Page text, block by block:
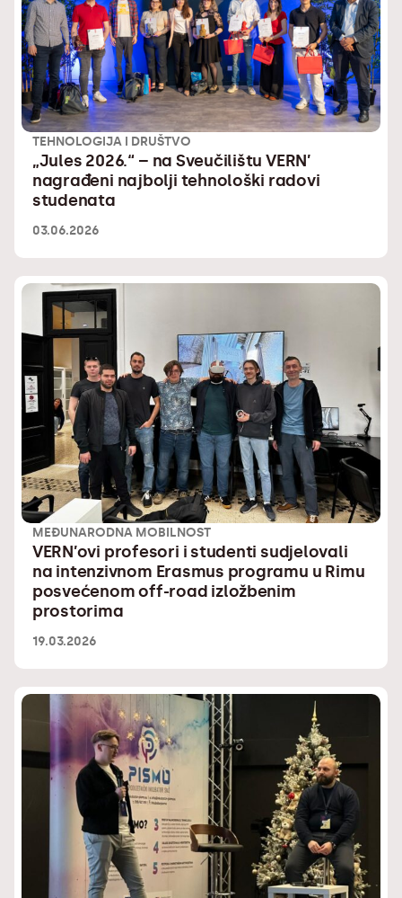
TEHNOLOGIJA I DRUŠTVO
„Jules 2026.“ – na Sveučilištu VERN’
nagrađeni najbolji tehnološki radovi
studenata
03.06.2026
MEĐUNARODNA MOBILNOST
VERN’ovi profesori i studenti sudjelovali
na intenzivnom Erasmus programu u Rimu
posvećenom off-road izložbenim
prostorima
19.03.2026